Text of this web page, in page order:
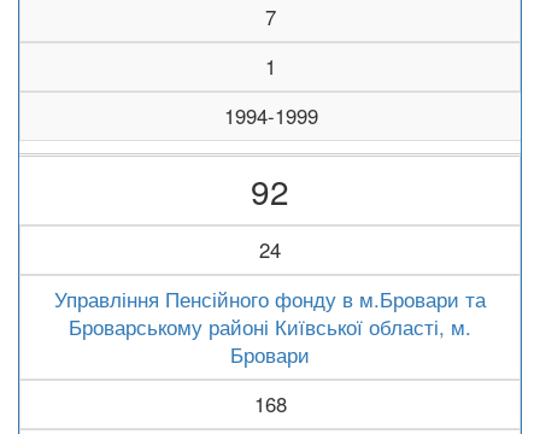
7
1
1994-1999
92
24
Управління Пенсійного фонду в м.Бровари та
Броварському районі Київської області, м.
Бровари
168